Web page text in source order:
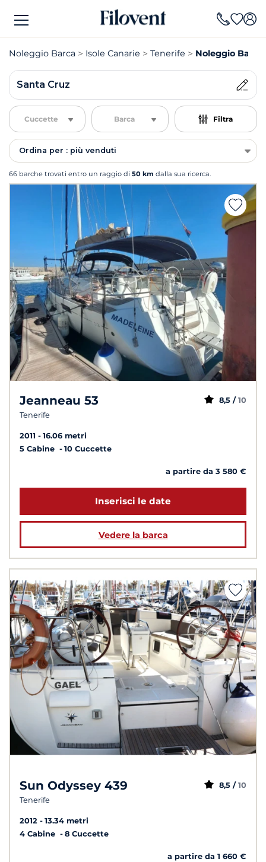
Noleggio Barca Isole Canarie Tenerife Noleggio Barca
Santa Cruz
Cuccette Barca Filtra
Ordina per : più venduti
66 barche trovati entro un raggio di 50 km dalla sua ricerca.
Jeanneau 53
Tenerife
8,5 / 10
2011
16.06 metri
5 Cabine
10 Cuccette
a partire da 3 580 €
Inserisci le date
Vedere la barca
Sun Odyssey 439
Tenerife
8,5 / 10
2012
13.34 metri
4 Cabine
8 Cuccette
a partire da 1 660 €